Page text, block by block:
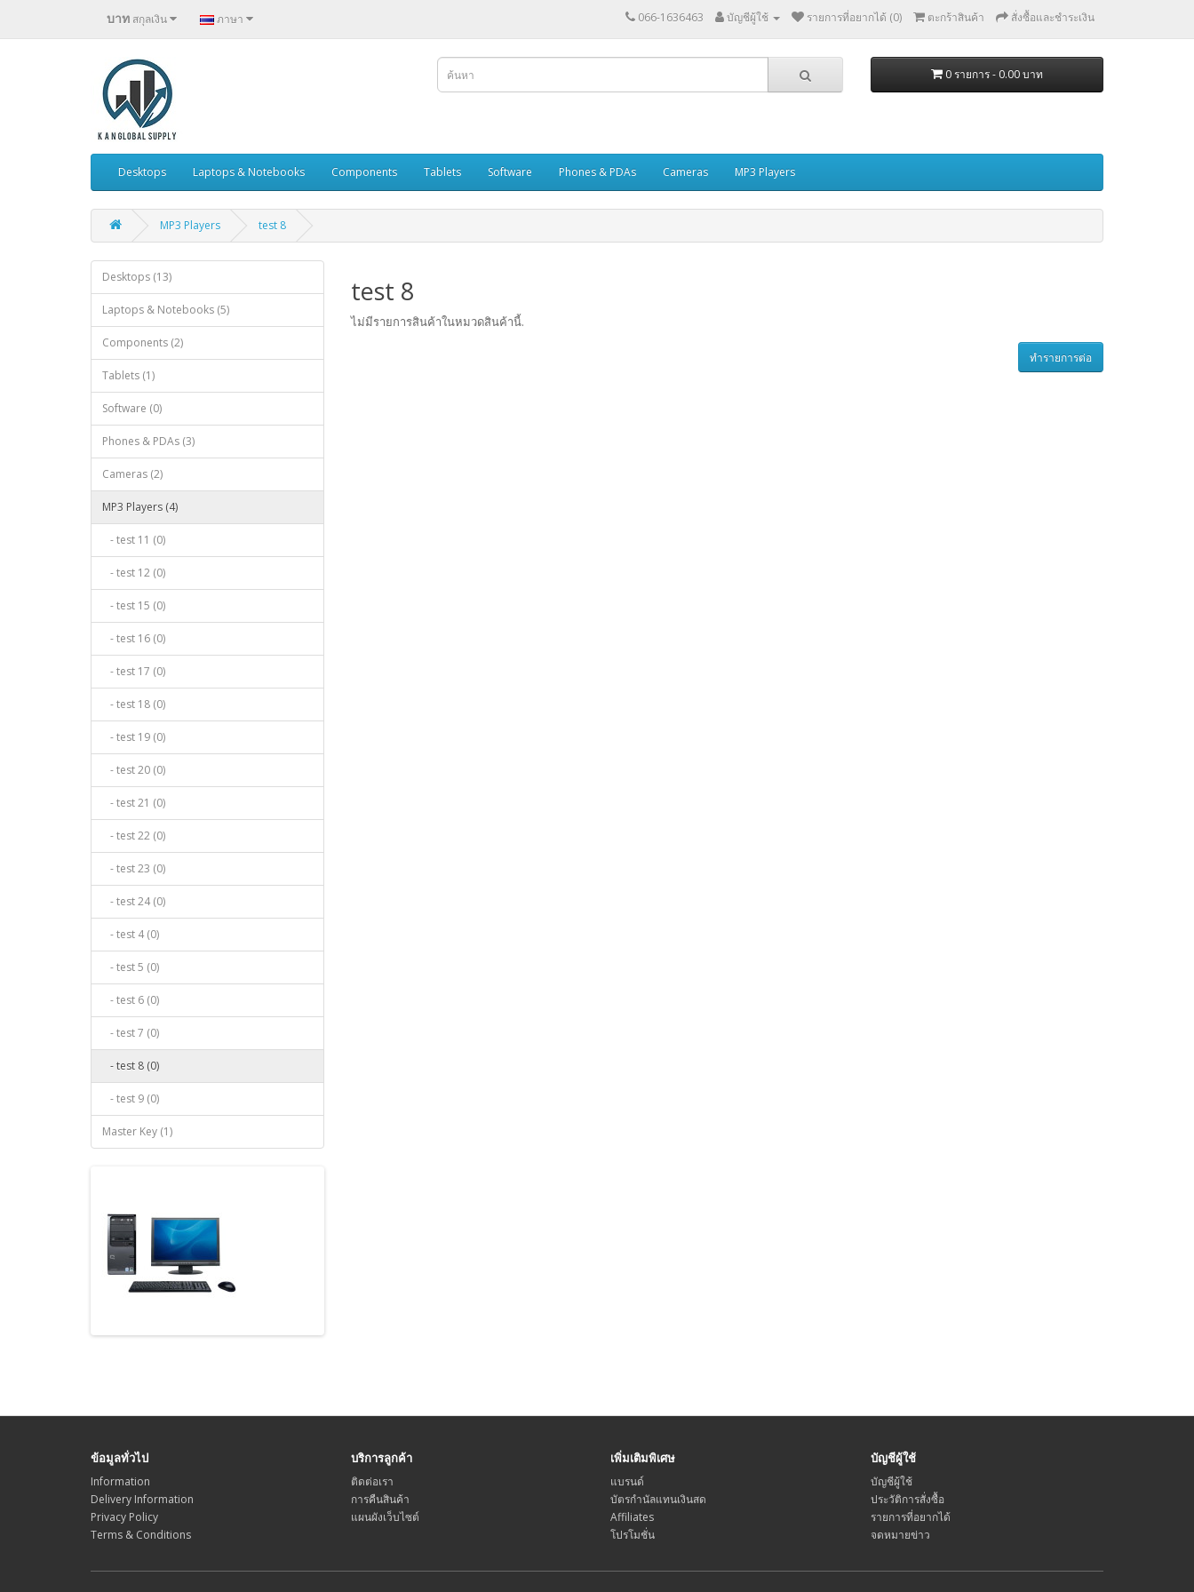
บาท สกุลเงิน ภาษา 066-1636463 บัญชีผู้ใช้ รายการที่อยากได้ (0) ตะกร้าสินค้า สั่งซื้อและชำระเงิน
0 รายการ - 0.00 บาท
Desktops Laptops & Notebooks Components Tablets Software Phones & PDAs Cameras MP3 Players
MP3 Players test 8
Desktops (13)
Laptops & Notebooks (5)
Components (2)
Tablets (1)
Software (0)
Phones & PDAs (3)
Cameras (2)
MP3 Players (4)
- test 11 (0)
- test 12 (0)
- test 15 (0)
- test 16 (0)
- test 17 (0)
- test 18 (0)
- test 19 (0)
- test 20 (0)
- test 21 (0)
- test 22 (0)
- test 23 (0)
- test 24 (0)
- test 4 (0)
- test 5 (0)
- test 6 (0)
- test 7 (0)
- test 8 (0)
- test 9 (0)
Master Key (1)
test 8
ไม่มีรายการสินค้าในหมวดสินค้านี้.
ทำรายการต่อ
ข้อมูลทั่วไป
Information
Delivery Information
Privacy Policy
Terms & Conditions
บริการลูกค้า
ติดต่อเรา
การคืนสินค้า
แผนผังเว็บไซต์
เพิ่มเติมพิเศษ
แบรนด์
บัตรกำนัลแทนเงินสด
Affiliates
โปรโมชั่น
บัญชีผู้ใช้
บัญชีผู้ใช้
ประวัติการสั่งซื้อ
รายการที่อยากได้
จดหมายข่าว